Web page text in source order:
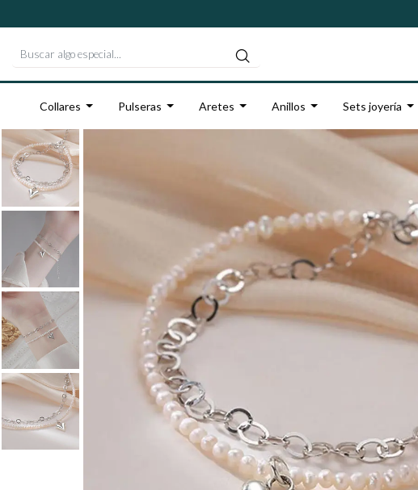
Collares Pulseras Aretes Anillos Sets joyería